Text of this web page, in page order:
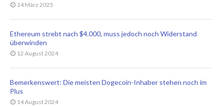
14 März 2025
Ethereum strebt nach $4.000, muss jedoch noch Widerstand
überwinden
12 August 2024
Bemerkenswert: Die meisten Dogecoin-Inhaber stehen noch im
Plus
14 August 2024